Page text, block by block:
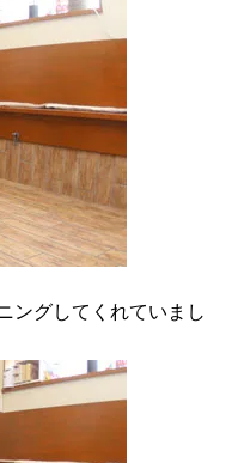
ングしてくれていまし